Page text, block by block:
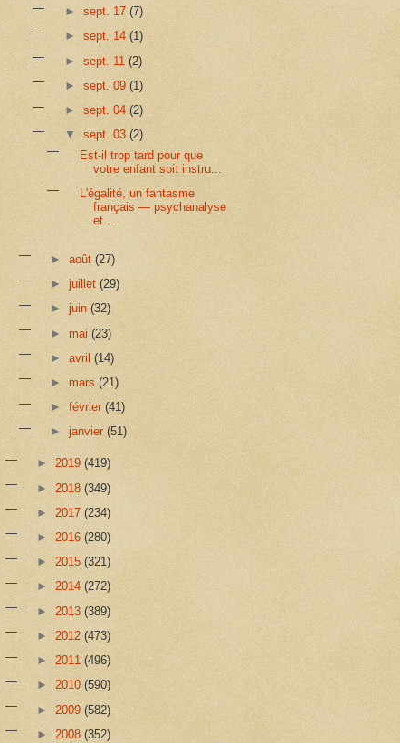
► sept. 17 (7)
► sept. 14 (1)
► sept. 11 (2)
► sept. 09 (1)
► sept. 04 (2)
▼ sept. 03 (2)
Est-il trop tard pour que
votre enfant soit instru...
L'égalité, un fantasme
français — psychanalyse
et ...
►août(27)
►juillet(29)
►juin(32)
►mai(23)
►avril(14)
►mars(21)
►février(41)
► janvier(51)
► 2019 (419)
► 2018 (349)
► 2017 (234)
► 2016 (280)
► 2015 (321)
► 2014 (272)
► 2013 (389)
► 2012 (473)
► 2011 (496)
► 2010 (590)
► 2009 (582)
► 2008 (352)